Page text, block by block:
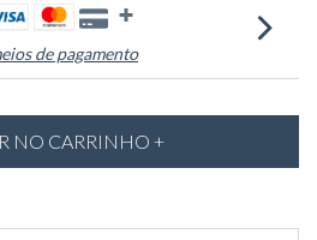
de pagamento